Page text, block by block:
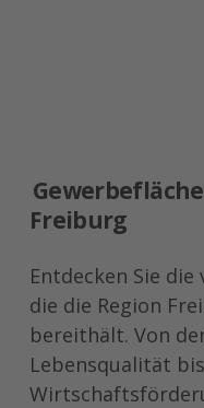
Freiburg
Entdecken Sie
die die Region
bereithält. Von
Lebensqualität